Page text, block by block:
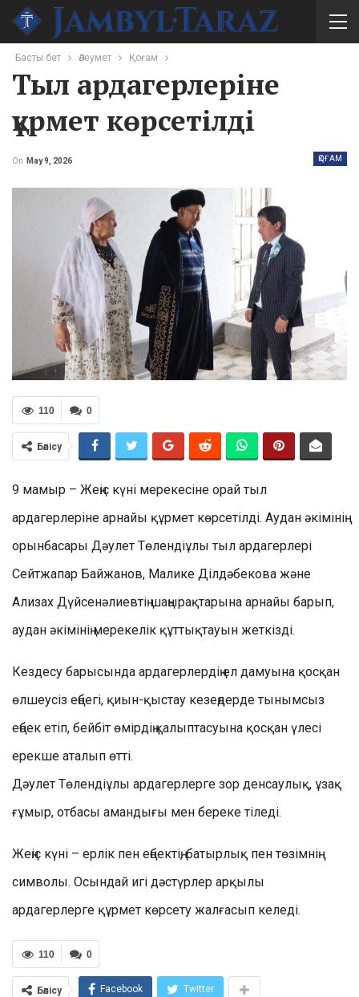
Басты бет Әлеумет Қоғам
Тыл ардагерлеріне
құрмет көрсетілді
ҚОҒАМ
On May 9, 2026
0
110
Бөлісу
9 мамыр – Жеңіс күні мерекесіне орай тыл
ардагерлеріне арнайы құрмет көрсетілді. Аудан әкімінің
орынбасары Дәулет Төлендіұлы тыл ардагерлері
Сейтжапар Байжанов, Малике Ділдәбекова және
Ализах Дүйсенәлиевтің шаңырақтарына арнайы барып,
аудан әкімінің мерекелік құттықтауын жеткізді.
Кездесу барысында ардагерлердің ел дамуына қосқан
өлшеусіз еңбегі, қиын-қыстау кезеңдерде тынымсыз
еңбек етіп, бейбіт өмірдің қалыптасуына қосқан үлесі
ерекше аталып өтті.
Дәулет Төлендіұлы ардагерлерге зор денсаулық, ұзақ
ғұмыр, отбасы амандығы мен береке тіледі.
Жеңіс күні – ерлік пен еңбектің, батырлық пен төзімнің
символы. Осындай игі дәстүрлер арқылы
ардагерлерге құрмет көрсету жалғасып келеді.
0
110
Бөлісу Facebook Twitter